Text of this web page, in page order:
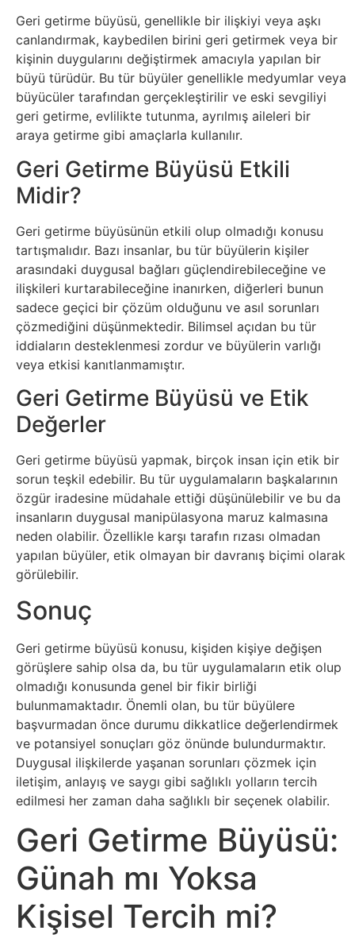
Cihazlar
Facebook
Felsefe
Finans
Genel
Gezi
Gizem
Grafik
&
Tasarım
Güvenlik
Haber
Hayvanlar
Hobi
Hosting
Hukuk
İnstagram
İnternet
İnternetten
Para
Kazanma
Kadın
Kim
Kimdir
Geri getirme büyüsü, genellikle bir ilişkiyi veya aşkı
canlandırmak, kaybedilen birini geri getirmek veya bir
kişinin duygularını değiştirmek amacıyla yapılan bir
büyü türüdür. Bu tür büyüler genellikle medyumlar veya
büyücüler tarafından gerçekleştirilir ve eski sevgiliyi
geri getirme, evlilikte tutunma, ayrılmış aileleri bir
araya getirme gibi amaçlarla kullanılır.
Geri Getirme Büyüsü Etkili
Midir?
Geri getirme büyüsünün etkili olup olmadığı konusu
tartışmalıdır. Bazı insanlar, bu tür büyülerin kişiler
arasındaki duygusal bağları güçlendirebileceğine ve
ilişkileri kurtarabileceğine inanırken, diğerleri bunun
sadece geçici bir çözüm olduğunu ve asıl sorunları
çözmediğini düşünmektedir. Bilimsel açıdan bu tür
iddiaların desteklenmesi zordur ve büyülerin varlığı
veya etkisi kanıtlanmamıştır.
Geri Getirme Büyüsü ve Etik
Değerler
Geri getirme büyüsü yapmak, birçok insan için etik bir
sorun teşkil edebilir. Bu tür uygulamaların başkalarının
özgür iradesine müdahale ettiği düşünülebilir ve bu da
insanların duygusal manipülasyona maruz kalmasına
neden olabilir. Özellikle karşı tarafın rızası olmadan
yapılan büyüler, etik olmayan bir davranış biçimi olarak
görülebilir.
Sonuç
Geri getirme büyüsü konusu, kişiden kişiye değişen
görüşlere sahip olsa da, bu tür uygulamaların etik olup
olmadığı konusunda genel bir fikir birliği
bulunmamaktadır. Önemli olan, bu tür büyülere
başvurmadan önce durumu dikkatlice değerlendirmek
ve potansiyel sonuçları göz önünde bulundurmaktır.
Duygusal ilişkilerde yaşanan sorunları çözmek için
iletişim, anlayış ve saygı gibi sağlıklı yolların tercih
edilmesi her zaman daha sağlıklı bir seçenek olabilir.
Geri Getirme Büyüsü:
Günah mı Yoksa
Kişisel Tercih mi?